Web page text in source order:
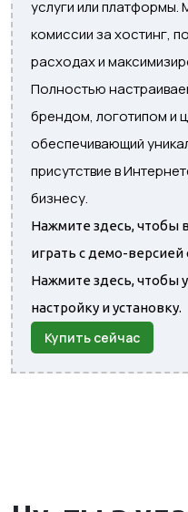
услуги или платформы.
комиссии за хостинг,
расходах и
Полностью
брендом, логотипом и
обеспечивающий
присутствие в
бизнесу.
Нажмите здесь, чтобы
играть с демо-версией
Нажмите здесь, чтобы
настройку и установку.
Купить сейчас